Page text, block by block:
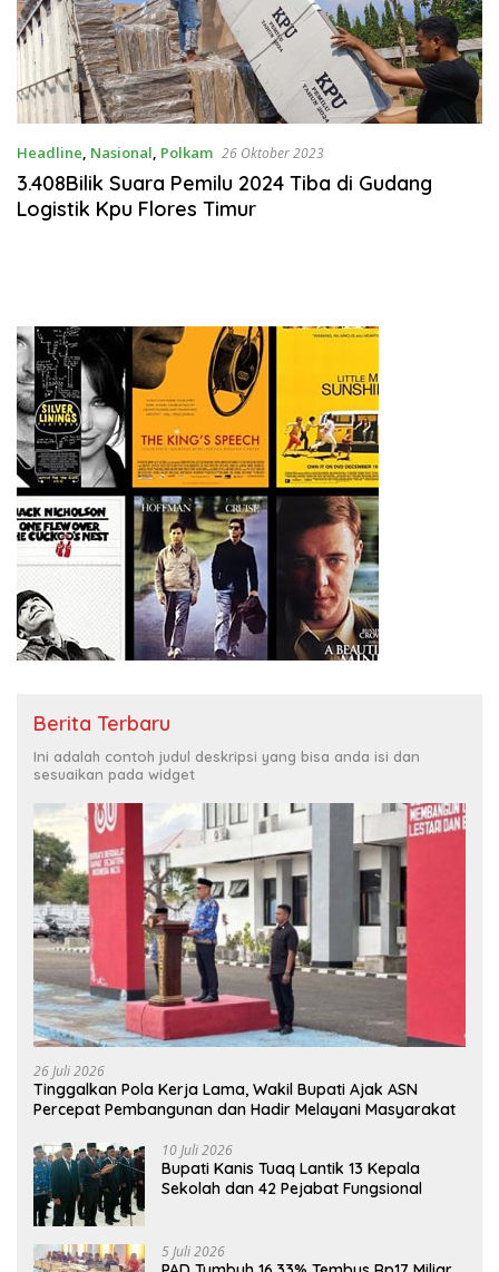
Headline, Nasional, Polkam 26 Oktober 2023
3.408Bilik Suara Pemilu 2024 Tiba di Gudang
Logistik Kpu Flores Timur
Berita Terbaru
Ini adalah contoh judul deskripsi yang bisa anda isi dan
sesuaikan pada widget
26 Juli 2026
Tinggalkan Pola Kerja Lama, Wakil Bupati Ajak ASN
Percepat Pembangunan dan Hadir Melayani Masyarakat
10 Juli 2026
Bupati Kanis Tuaq Lantik 13 Kepala
Sekolah dan 42 Pejabat Fungsional
5 Juli 2026